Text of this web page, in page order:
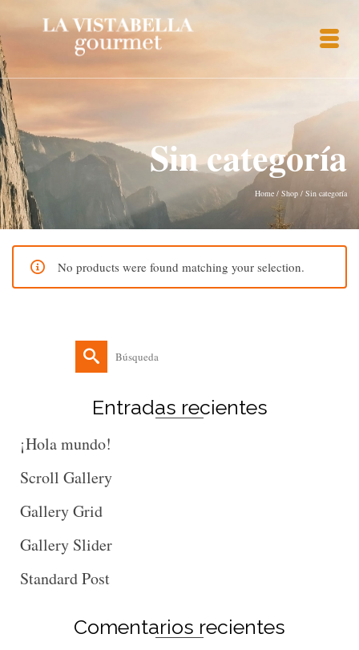
Sin categoría
Home / Shop / Sin categoría
No products were found matching your selection.
Buscar
por:
Entradas recientes
¡Hola mundo!
Scroll Gallery
Gallery Grid
Gallery Slider
Standard Post
Comentarios recientes